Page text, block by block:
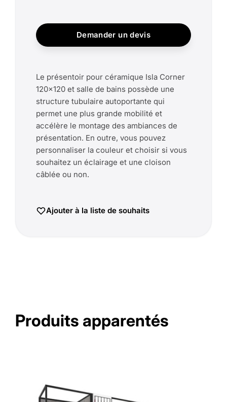
Demander un devis
Le présentoir pour céramique Isla Corner
120x120 et salle de bains possède une
structure tubulaire autoportante qui
permet une plus grande mobilité et
accélère le montage des ambiances de
présentation. En outre, vous pouvez
personnaliser la couleur et choisir si vous
souhaitez un éclairage et une cloison
câblée ou non.
Ajouter à la liste de souhaits
Produits apparentés